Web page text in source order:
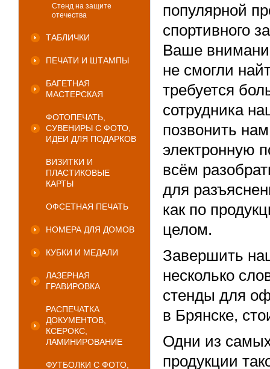
Стенд на защите
отечества
ТАБЛИЧКИ
ПЕЧАТИ И ШТАМПЫ
БАГЕТНАЯ
МАСТЕРСКАЯ
ФОТОПЕЧАТЬ,
СУВЕНИРЫ С ФОТО,
ИДЕИ ДЛЯ ПОДАРКОВ
ВИЗИТКИ И
ПЛАСТИКОВЫЕ
КАРТЫ
ОФСЕТНАЯ ПЕЧАТЬ
НОМЕРА ДЛЯ ДОМОВ
КУБКИ И МЕДАЛИ
ЛАЗЕРНАЯ
ГРАВИРОВКА
РАСПЕЧАТКА
ДОКУМЕНТОВ,
КСЕРОКС,
ЛАМИНИРОВАНИЕ
ФУТБОЛКИ С ФОТО,
популярной
спортивного
Ваше
не смогли
требуется
сотрудника
позвонить
электронную
всём
для
как по
целом.
Завершить
несколько
стенды для
в Брянске,
Одни из
продукции